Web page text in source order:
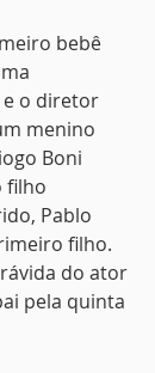
bebê
e o diretor
menino
Boni
filho
Pablo
filho.
do ator
pela quinta